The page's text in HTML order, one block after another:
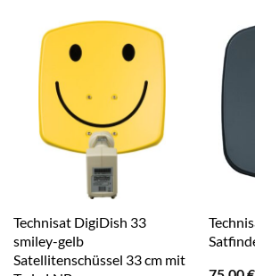
Technisat DigiDish 33
smiley-gelb
Satellitenschüssel 33 cm mit